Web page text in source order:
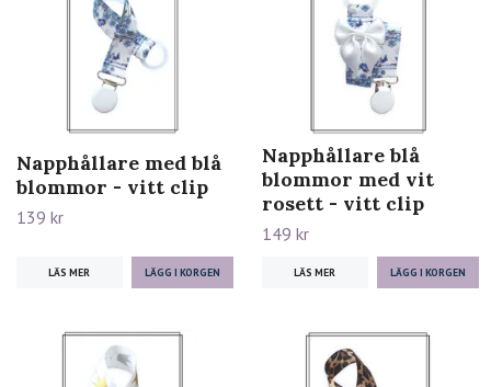
Napphållare med blå
blommor - vitt clip
139 kr
LÄS MER
Napphållare blå
blommor med vit
rosett - vitt clip
149 kr
LÄS MER